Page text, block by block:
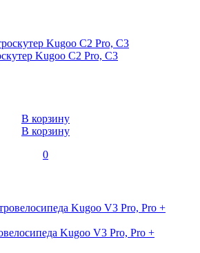
Kugoo C2 Pro, C3
В корзину
В корзину
0
Kugoo V3 Pro, Pro +